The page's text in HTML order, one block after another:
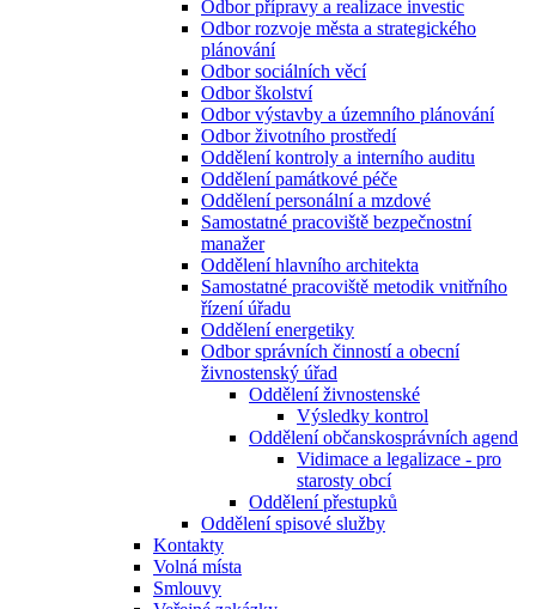
Odbor přípravy a realizace investic
Odbor rozvoje města a strategického
plánování
Odbor sociálních věcí
Odbor školství
Odbor výstavby a územního plánování
Odbor životního prostředí
Oddělení kontroly a interního auditu
Oddělení památkové péče
Oddělení personální a mzdové
Samostatné pracoviště bezpečnostní
manažer
Oddělení hlavního architekta
Samostatné pracoviště metodik vnitřního
řízení úřadu
Oddělení energetiky
Odbor správních činností a obecní
živnostenský úřad
Oddělení živnostenské
Výsledky kontrol
Oddělení občanskosprávních agend
Vidimace a legalizace - pro
starosty obcí
Oddělení přestupků
Oddělení spisové služby
Kontakty
Volná místa
Smlouvy